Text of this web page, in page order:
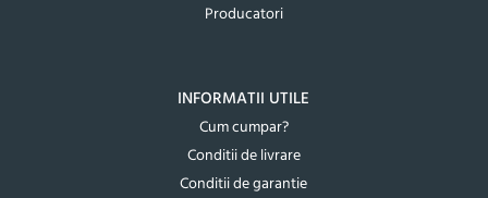
Producatori
INFORMATII UTILE
Cum cumpar?
Conditii de livrare
Conditii de garantie